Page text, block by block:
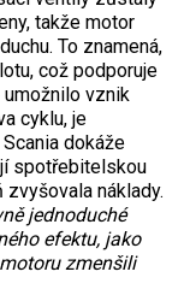
takže motor
To znamená,
což podporuje
umožnilo vznik
cyklu, je
dokáže
spotřebitelskou
zvyšovala náklady.
jednoduché
efektu, jako
zmenšili